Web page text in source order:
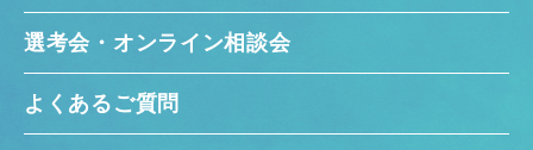
選考会・オンライン相談会
よくあるご質問